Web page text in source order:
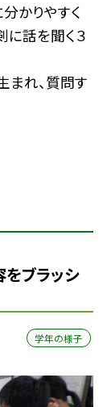
かりやすく
に話を聞く３
まれ、質問す
ブラッシ
学年の様子